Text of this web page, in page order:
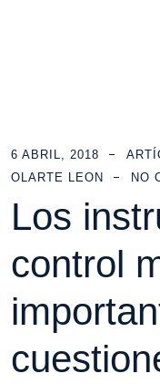
6 ABRIL, 2018
OLARTE LEON
NO
Los
control